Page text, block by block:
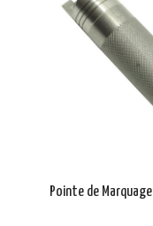
Pointe de Marquage